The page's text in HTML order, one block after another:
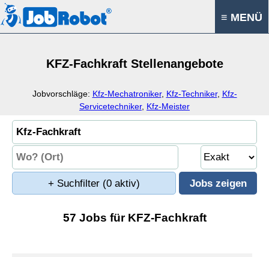
≡ MENÜ
KFZ-Fachkraft Stellenangebote
Jobvorschläge: Kfz-Mechatroniker, Kfz-Techniker, Kfz-
Servicetechniker, Kfz-Meister
+ Suchfilter (0 aktiv)
57 Jobs für KFZ-Fachkraft